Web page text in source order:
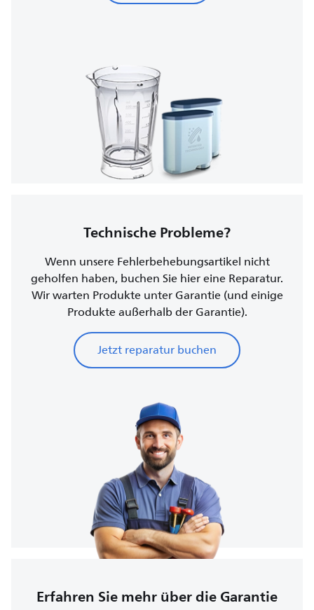
Technische Probleme?
Wenn unsere Fehlerbehebungsartikel nicht
geholfen haben, buchen Sie hier eine Reparatur.
Wir warten Produkte unter Garantie (und einige
Produkte außerhalb der Garantie).
Jetzt reparatur buchen
Erfahren Sie mehr über die Garantie